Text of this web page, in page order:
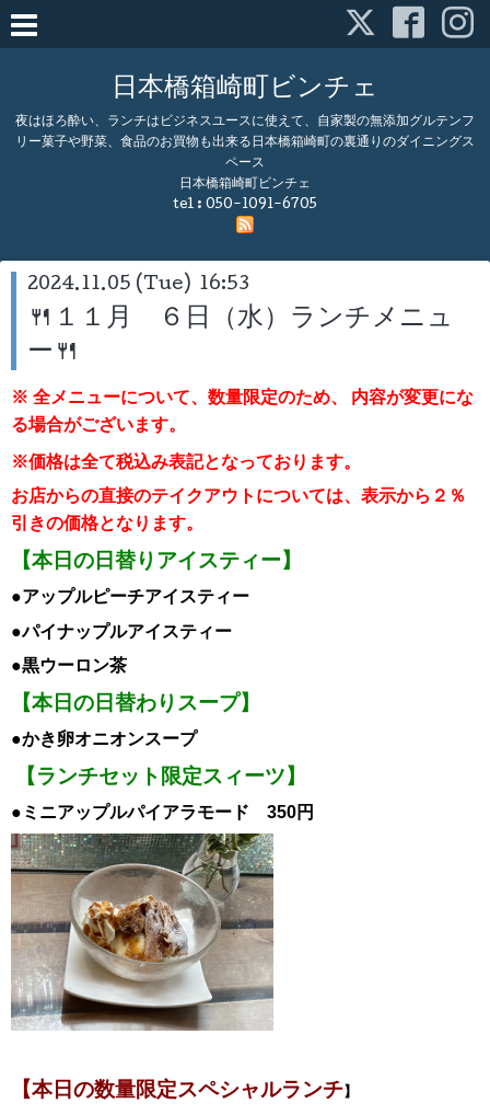
日本橋箱崎町ビンチェ
夜はほろ酔い、ランチはビジネスユースに使えて、自家製の無添加グルテンフ
リー菓子や野菜、食品のお買物も出来る日本橋箱崎町の裏通りのダイニングス
ペース
日本橋箱崎町ビンチェ
tel : 050-1091-6705
2024.11.05 (Tue) 16:53
🍴１１月 ６日（水）ランチメニュ
ー🍴
※ 全メニューについて、数量限定のため、
内容が変更にな
る場合がございます。
※価格は全て税込み表記となっております。
お店からの直接のテイクアウトについては、表示から２％
引きの価格となります。
【本日の日替りアイスティー】
●アップルピーチアイスティー
●パイナップルアイスティー
●黒ウーロン茶
【本日の日替わりスープ】
●かき卵オニオンスープ
【ランチセット限定スィーツ】
●ミニアップルパイアラモード 350円
【本日の数量限定スペシャルランチ】